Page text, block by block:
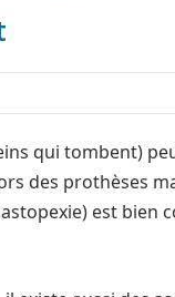
qui tombent)
des prothèses
est bien